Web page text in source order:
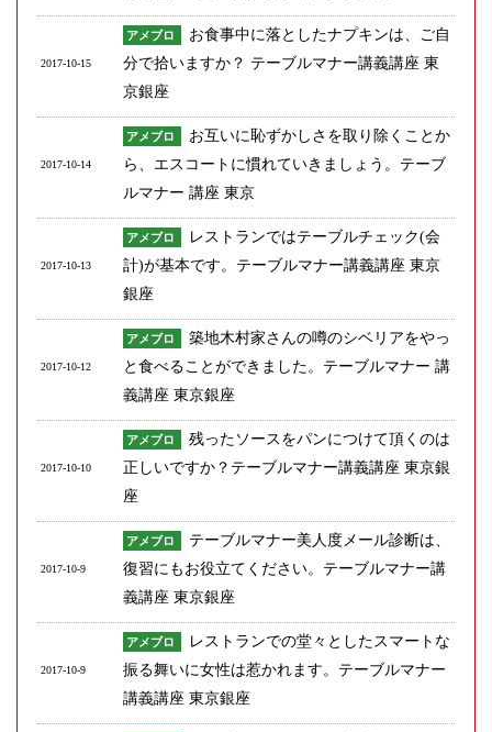
2017-10-15
アメブロ
お食事中に落としたナプキンは、ご自
分で拾いますか？ テーブルマナー講義講座 東
京銀座
2017-10-14
アメブロ
お互いに恥ずかしさを取り除くことか
ら、エスコートに慣れていきましょう。テーブ
ルマナー 講座 東京
2017-10-13
アメブロ
レストランではテーブルチェック(会
計)が基本です。テーブルマナー講義講座 東京
銀座
2017-10-12
アメブロ
築地木村家さんの噂のシベリアをやっ
と食べることができました。テーブルマナー 講
義講座 東京銀座
2017-10-10
アメブロ
残ったソースをパンにつけて頂くのは
正しいですか？テーブルマナー講義講座 東京銀
座
2017-10-9
アメブロ
テーブルマナー美人度メール診断は、
復習にもお役立てください。テーブルマナー講
義講座 東京銀座
2017-10-9
アメブロ
レストランでの堂々としたスマートな
振る舞いに女性は惹かれます。テーブルマナー
講義講座 東京銀座